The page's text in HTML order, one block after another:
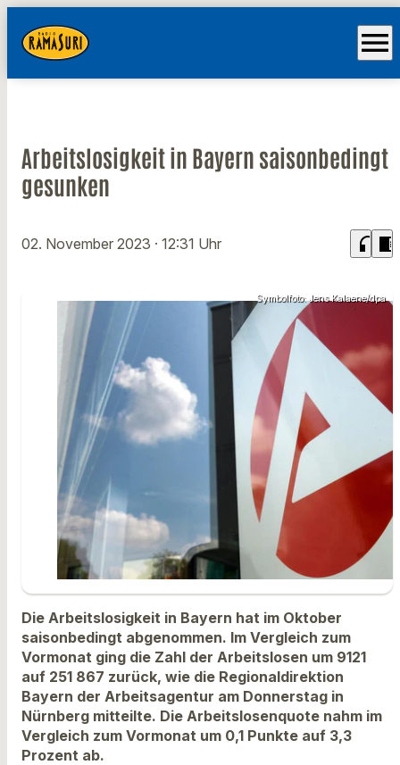
menu
Arbeitslosigkeit in Bayern saisonbedingt
gesunken
02. November 2023 · 12:31 Uhr headphones chrome_reader_mode
Symbolfoto: Jens Kalaene/dpa
Die Arbeitslosigkeit in Bayern hat im Oktober
saisonbedingt abgenommen. Im Vergleich zum
Vormonat ging die Zahl der Arbeitslosen um 9121
auf 251 867 zurück, wie die Regionaldirektion
Bayern der Arbeitsagentur am Donnerstag in
Nürnberg mitteilte. Die Arbeitslosenquote nahm im
Vergleich zum Vormonat um 0,1 Punkte auf 3,3
Prozent ab.